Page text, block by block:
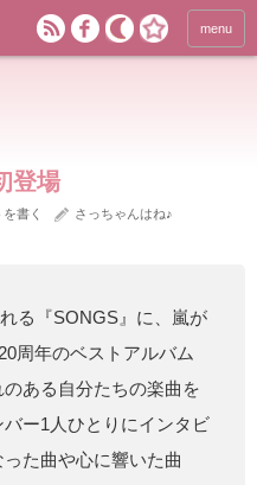
menu
登場
書く さっちゃんはね♪
る『SONGS』に、嵐が
周年のベストアルバム
ある自分たちの楽曲を
ー1人ひとりにインタビ
た曲や心に響いた曲